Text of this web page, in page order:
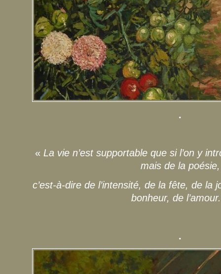
.
« La vie n’est supportable que si l’on y
mais de la poésie,
c’est-à-dire de l’intensité, de la fête, de la
bonheur, de
.